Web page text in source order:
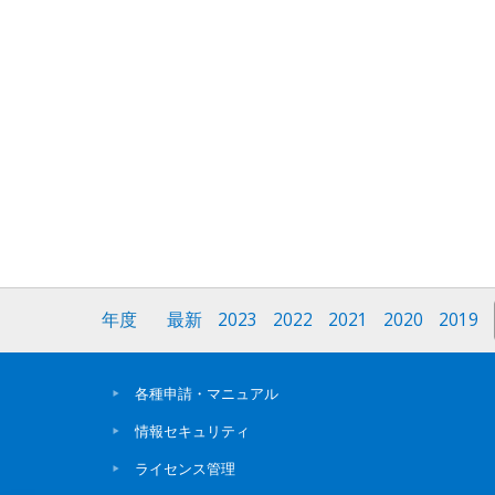
年度 最新 2023 2022 2021 2020 2019
各種申請・マニュアル
情報セキュリティ
ライセンス管理